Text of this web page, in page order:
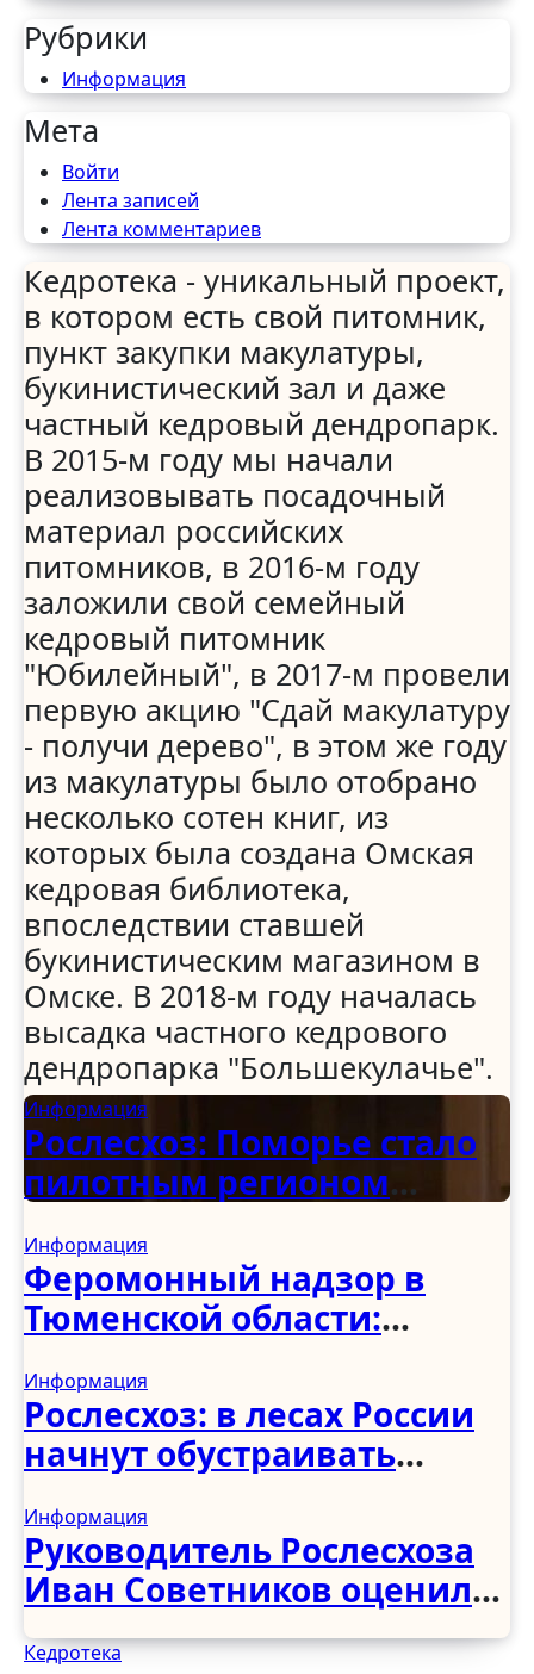
Рубрики
Информация
Мета
Войти
Лента записей
Лента комментариев
Кедротека - уникальный проект,
в котором есть свой питомник,
пункт закупки макулатуры,
букинистический зал и даже
частный кедровый дендропарк.
В 2015-м году мы начали
реализовывать посадочный
материал российских
питомников, в 2016-м году
заложили свой семейный
кедровый питомник
"Юбилейный", в 2017-м провели
первую акцию "Сдай макулатуру
- получи дерево", в этом же году
из макулатуры было отобрано
несколько сотен книг, из
которых была создана Омская
кедровая библиотека,
впоследствии ставшей
букинистическим магазином в
Омске. В 2018-м году началась
высадка частного кедрового
дендропарка "Большекулачье".
Информация
Рослесхоз: Поморье стало
пилотным регионом
восстановлению
деревянных храмов
Информация
Феромонный надзор в
Тюменской области:
вредителей
Информация
Рослесхоз: в лесах России
начнут обустраивать
рубки деревьев
Информация
Руководитель Рослесхоза
Иван Советников оценил
развитие лесного
Кедротека